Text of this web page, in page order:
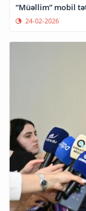
“Müəllim” mobil
24-02-2026